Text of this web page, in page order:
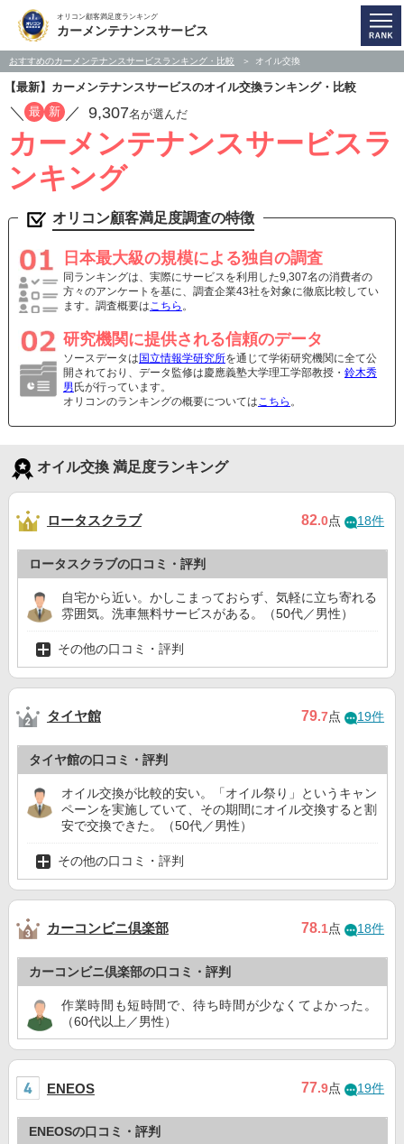
オリコン顧客満足度ランキング
カーメンテナンスサービス
おすすめのカーメンテナンスサービスランキング・比較 オイル交換
【最新】カーメンテナンスサービスのオイル交換ランキング・比較
／ 最 新 ／ 9,307名が選んだ
カーメンテナンスサービスラ
ンキング
オリコン顧客満足度調査の特徴
日本最大級の規模による独自の調査
同ランキングは、実際にサービスを利用した9,307名の消費者の
方々のアンケートを基に、調査企業43社を対象に徹底比較してい
ます。調査概要はこちら 。
研究機関に提供される信頼のデータ
ソースデータは 国立情報学研究所を通じて学術研究機関に全て公
開されており、データ監修は慶應義塾大学理工学部教授・ 鈴木秀
男 氏が行っています。
オリコンのランキングの概要についてはこちら 。
オイル交換 満足度ランキング
ロータスクラブ 82.0点 18件
ロータスクラブの口コミ・評判
自宅から近い。かしこまっておらず、気軽に立ち寄れる
雰囲気。洗車無料サービスがある。（50代／男性）
その他の口コミ・評判
タイヤ館 79.7点 19件
タイヤ館の口コミ・評判
オイル交換が比較的安い。「オイル祭り」というキャン
ペーンを実施していて、その期間にオイル交換すると割
安で交換できた。（50代／男性）
その他の口コミ・評判
カーコンビニ倶楽部 78.1点 18件
カーコンビニ倶楽部の口コミ・評判
作業時間も短時間で、待ち時間が少なくてよかった。
（60代以上／男性）
ENEOS 77.9点 19件
ENEOSの口コミ・評判